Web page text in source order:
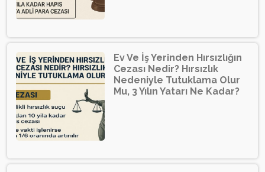
Ev Ve İş Yerinden Hırsızlığın
Cezası Nedir? Hırsızlık
Nedeniyle Tutuklama Olur
Mu, 3 Yılın Yatarı Ne Kadar?